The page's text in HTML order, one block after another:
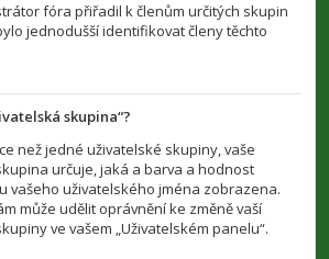
fóra přiřadil k členům určitých skupin
jednodušší identifikovat členy těchto
skupina“?
než jedné uživatelské skupiny, vaše
určuje, jaká a barva a hodnost
vašeho uživatelského jména zobrazena.
může udělit oprávnění ke změně vaší
ve vašem „Uživatelském panelu“.